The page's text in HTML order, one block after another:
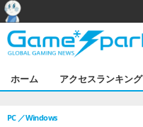
ホーム アクセスランキング
PC Windows